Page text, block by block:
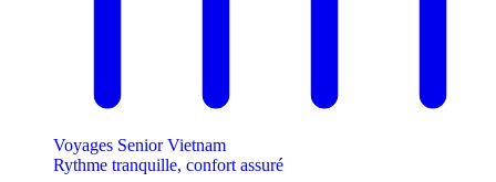
Voyages Senior Vietnam
Rythme tranquille, confort assuré